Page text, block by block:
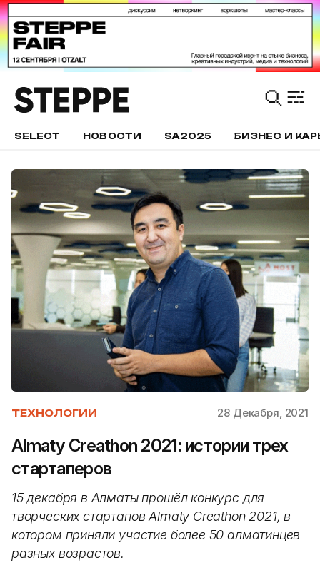
SELECT НОВОСТИ SA2025 БИЗНЕС И
ТЕХНОЛОГИИ 28 Декабря, 2021
Almaty Creathon 2021: истории трех
стартаперов
15 декабря в Алматы прошёл конкурс для
творческих стартапов Almaty Creathon 2021, в
котором приняли участие более 50 алматинцев
разных возрастов.